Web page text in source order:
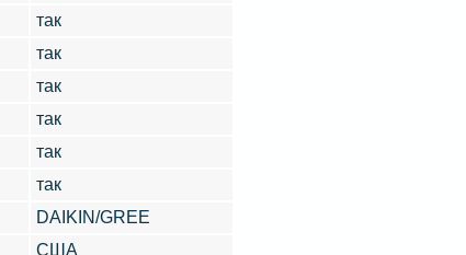
так
так
так
так
так
так
DAIKIN/GREE
США